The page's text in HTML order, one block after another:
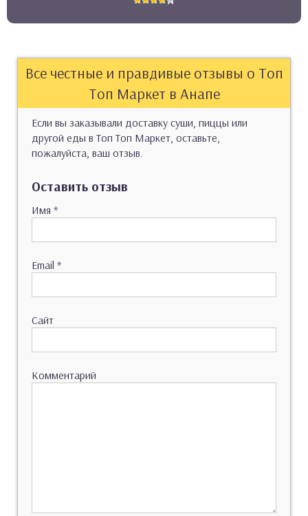
Все честные и правдивые отзывы о Топ
Топ Маркет в Анапе
Если вы заказывали доставку суши, пиццы или
другой еды в Топ Топ Маркет, оставьте,
пожалуйста, ваш отзыв.
Оставить отзыв
Имя *
Email *
Сайт
Комментарий